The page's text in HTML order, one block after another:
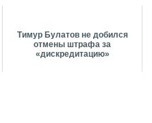
Тимур Булатов не добился
отмены штрафа за
«дискредитацию»